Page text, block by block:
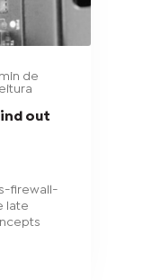
de
out
firewall-
late